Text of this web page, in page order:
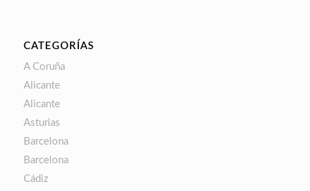
CATEGORÍAS
A Coruña
Alicante
Alicante
Asturias
Barcelona
Barcelona
Cádiz